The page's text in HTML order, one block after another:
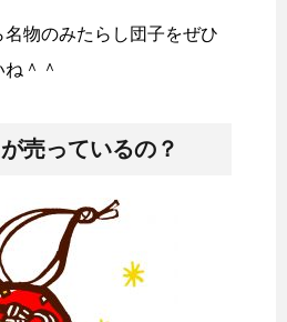
物のみたらし団子をぜひ
＾＾
売っているの？